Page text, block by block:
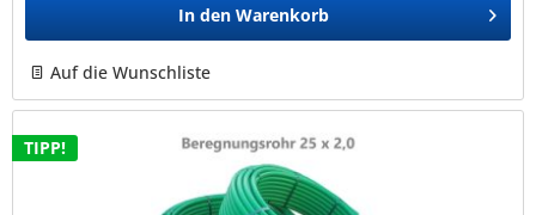
In den Warenkorb
Auf die Wunschliste
TIPP!